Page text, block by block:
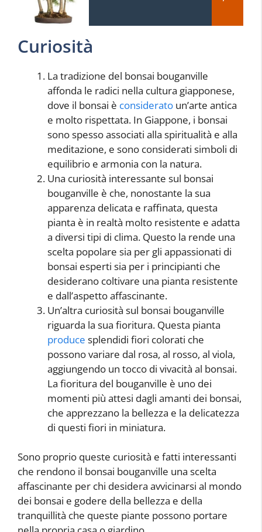
Curiosità
La tradizione del bonsai bouganville
affonda le radici nella cultura giapponese,
dove il bonsai è considerato un’arte antica
e molto rispettata. In Giappone, i bonsai
sono spesso associati alla spiritualità e alla
meditazione, e sono considerati simboli di
equilibrio e armonia con la natura.
Una curiosità interessante sul bonsai
bouganville è che, nonostante la sua
apparenza delicata e raffinata, questa
pianta è in realtà molto resistente e adatta
a diversi tipi di clima. Questo la rende una
scelta popolare sia per gli appassionati di
bonsai esperti sia per i principianti che
desiderano coltivare una pianta resistente
e dall’aspetto affascinante.
Un’altra curiosità sul bonsai bouganville
riguarda la sua fioritura. Questa pianta
produce splendidi fiori colorati che
possono variare dal rosa, al rosso, al viola,
aggiungendo un tocco di vivacità al bonsai.
La fioritura del bouganville è uno dei
momenti più attesi dagli amanti dei bonsai,
che apprezzano la bellezza e la delicatezza
di questi fiori in miniatura.
Sono proprio queste curiosità e fatti interessanti
che rendono il bonsai bouganville una scelta
affascinante per chi desidera avvicinarsi al mondo
dei bonsai e godere della bellezza e della
tranquillità che queste piante possono portare